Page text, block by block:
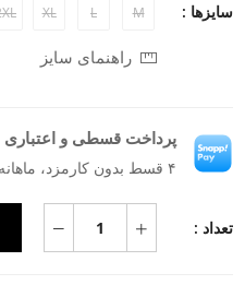
سایزها : M
L
XL
راهنمای سایز
پرداخت قسطی و اعتباری
۴ قسط بدون کارمزد، ماهانه ۶۸۱٬۵۹۱ تومان
تعداد :